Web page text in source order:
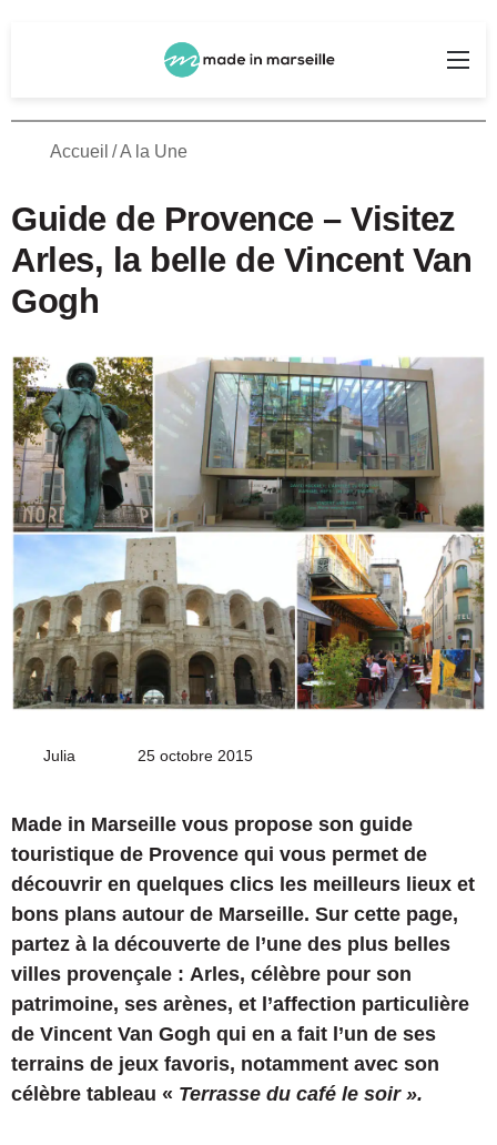
Accueil /A la Une
Guide de Provence – Visitez
Arles, la belle de Vincent Van
Gogh
Julia
Envoyer25 octobre 2015
Made in Marseille vous propose son guide
touristique de Provence qui vous permet de
découvrir en quelques clics les meilleurs lieux et
bons plans autour de Marseille. Sur cette page,
partez à la découverte de l’une des plus belles
villes provençale : Arles, célèbre pour son
patrimoine, ses arènes, et l’affection particulière
de Vincent Van Gogh qui en a fait l’un de ses
terrains de jeux favoris, notamment avec son
célèbre tableau « Terrasse du café le soir ».